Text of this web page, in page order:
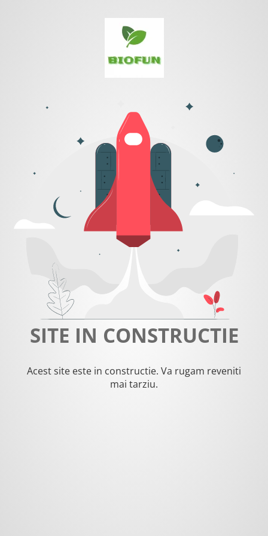
SITE IN CONSTRUCTIE
Acest site este in constructie. Va rugam reveniti
mai tarziu.